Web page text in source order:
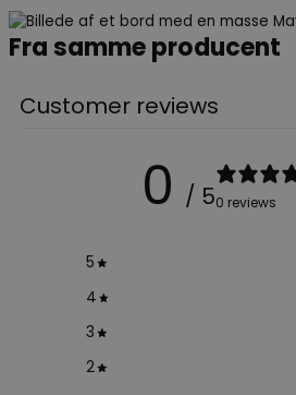
Fra samme producent
Customer reviews
0 / 50 reviews
5
4
3
2